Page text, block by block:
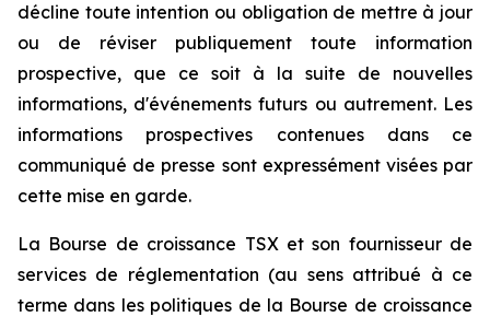
décline toute intention ou obligation de mettre à jour
ou de réviser publiquement toute information
prospective, que ce soit à la suite de nouvelles
informations, d'événements futurs ou autrement. Les
informations prospectives contenues dans ce
communiqué de presse sont expressément visées par
cette mise en garde.
La Bourse de croissance TSX et son fournisseur de
services de réglementation (au sens attribué à ce
terme dans les politiques de la Bourse de croissance